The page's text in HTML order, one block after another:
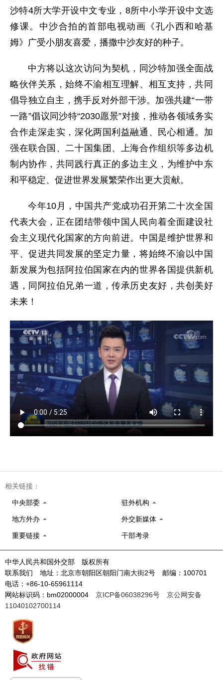
沙特4所大学开设中文专业，8所中小学开设中文选
修课。中沙合拍的首部电视动画《孔小西和哈基
姆》广受小朋友喜爱，播撒中沙友好的种子。
中方将以这次访问为契机，同沙特加强全面战
略伙伴关系，始终不渝相互理解、相互支持，共同
倡导独立自主，携手反对外部干涉。加强共建“一带
一路”倡议同沙特“2030愿景”对接，推动各领域务实
合作走深走实，深化两国利益融通、民心相通。加
强在联合国、二十国集团、上海合作组织等多边机
制内协作，共同践行真正的多边主义，为维护中东
和平稳定、促进世界发展繁荣作出更大贡献。
今年10月，中国共产党成功召开第二十次全国
代表大会，正在团结带领中国人民向着全面建设社
会主义现代化国家的方向前进。中国是维护世界和
平、促进共同发展的坚定力量，将始终不渝以中国
新发展为包括阿拉伯国家在内的世界各国提供新机
遇，同阿拉伯兄弟一道，传承历史友好，共创美好
未来！
相关链接：
中央部委 驻外机构
地方外办 外交新媒体
重要链接 干部考录
中华人民共和国外交部 版权所有
联系我们 地址：北京市朝阳区朝阳门南大街2号 邮编：100701
电话：+86-10-65961114
网站标识码：bm02000004 京ICP备06038296号
京公网安备
11040102700114